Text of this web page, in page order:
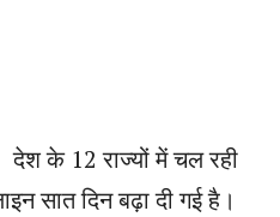
देश के 12 राज्यों में चल रही
सात दिन बढ़ा दी गई है।